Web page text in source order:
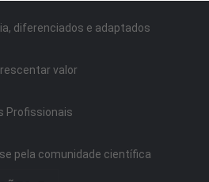
diferenciados e adaptados
valor
Profissionais
pela comunidade científica